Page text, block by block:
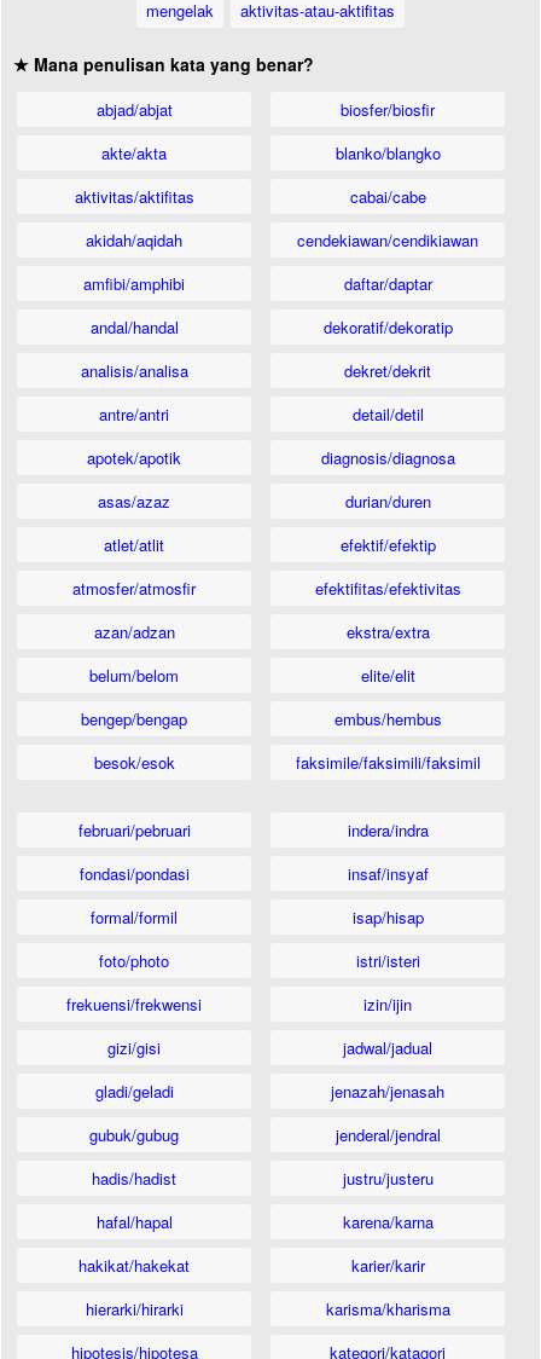
mengelak
aktivitas-atau-aktifitas
★ Mana penulisan kata yang benar?
abjad/abjat
akte/akta
aktivitas/aktifitas
akidah/aqidah
amfibi/amphibi
andal/handal
analisis/analisa
antre/antri
apotek/apotik
asas/azaz
atlet/atlit
atmosfer/atmosfir
azan/adzan
belum/belom
bengep/bengap
besok/esok
biosfer/biosfir
blanko/blangko
cabai/cabe
cendekiawan/cendikiawan
daftar/daptar
dekoratif/dekoratip
dekret/dekrit
detail/detil
diagnosis/diagnosa
durian/duren
efektif/efektip
efektifitas/efektivitas
ekstra/extra
elite/elit
embus/hembus
faksimile/faksimili/faksimil
februari/pebruari
fondasi/pondasi
formal/formil
foto/photo
frekuensi/frekwensi
gizi/gisi
gladi/geladi
gubuk/gubug
hadis/hadist
hafal/hapal
hakikat/hakekat
hierarki/hirarki
hipotesis/hipotesa
indera/indra
insaf/insyaf
isap/hisap
istri/isteri
izin/ijin
jadwal/jadual
jenazah/jenasah
jenderal/jendral
justru/justeru
karena/karna
karier/karir
karisma/kharisma
kategori/katagori